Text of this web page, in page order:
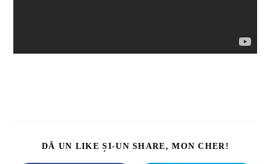
DĂ UN LIKE ȘI-UN SHARE, MON CHER!